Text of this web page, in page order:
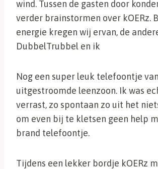
wind. Tussen de gasten door
verder brainstormen over kOERz.
energie kregen wij ervan, de
DubbelTrubbel en ik
Nog een super leuk telefoontje
uitgestroomde leenzoon. Ik was
verrast, zo spontaan zo uit het
om even bij te kletsen geen help
brand telefoontje.
Tijdens een lekker bordje kOERz